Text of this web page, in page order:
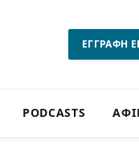
ΕΓΓΡΑΦΗ
PODCASTS